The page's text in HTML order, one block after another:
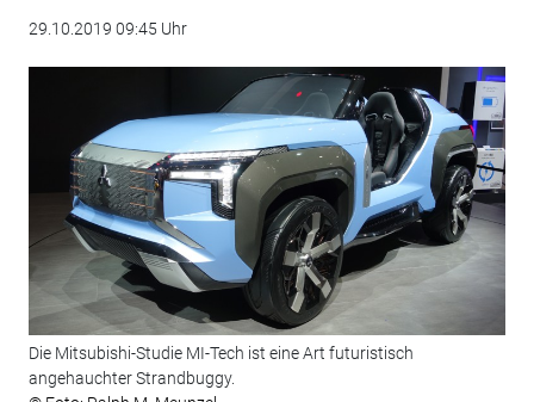
29.10.2019 09:45 Uhr
Die Mitsubishi-Studie MI-Tech ist eine Art futuristisch
angehauchter Strandbuggy.